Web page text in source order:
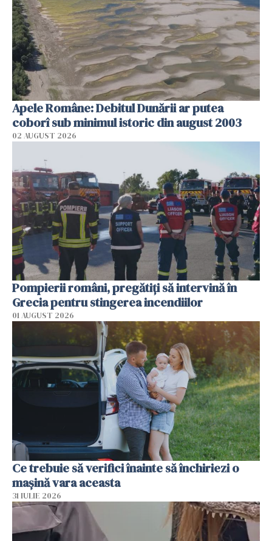
Apele Române: Debitul Dunării ar putea
coborî sub minimul istoric din august 2003
02 AUGUST 2026
Pompierii români, pregătiţi să intervină în
Grecia pentru stingerea incendiilor
01 AUGUST 2026
Ce trebuie să verifici înainte să închiriezi o
mașină vara aceasta
31 IULIE 2026